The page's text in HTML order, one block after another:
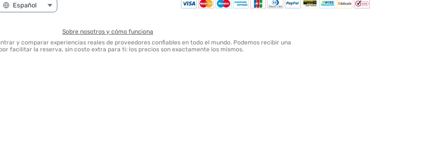
Sobre nosotros y cómo funciona
y comparar experiencias reales de proveedores confiables en todo el mundo. Podemos recibir una
facilitar la reserva, sin costo extra para ti: los precios son exactamente los mismos.